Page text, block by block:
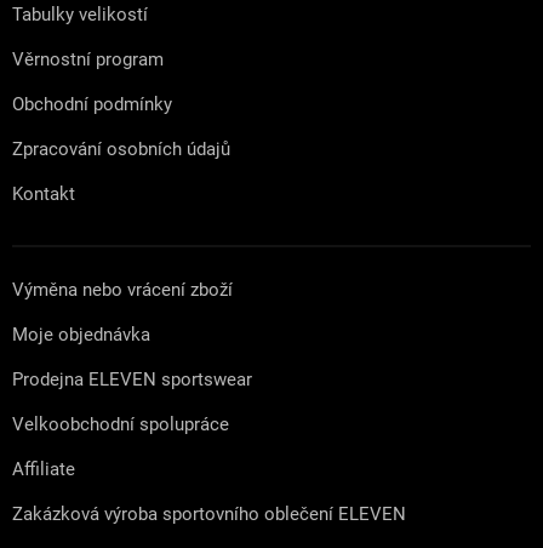
Tabulky velikostí
Věrnostní program
Obchodní podmínky
Zpracování osobních údajů
Kontakt
Výměna nebo vrácení zboží
Moje objednávka
Prodejna ELEVEN sportswear
Velkoobchodní spolupráce
Affiliate
Zakázková výroba sportovního oblečení ELEVEN